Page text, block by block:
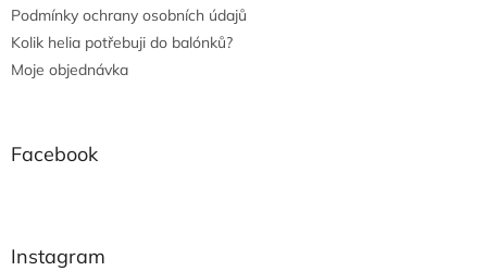
Podmínky ochrany osobních údajů
Kolik helia potřebuji do balónků?
Moje objednávka
Facebook
Instagram